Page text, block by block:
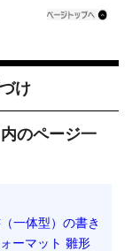
け
のページ一
一体型）の書き
ーマット 雛形